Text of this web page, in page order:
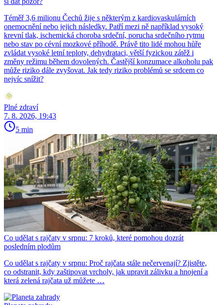
Téměř 3,6 milionu Čechů žije s některým z kardiovaskulárních
onemocnění nebo jejich následky. Patří mezi ně například vysoký
krevní tlak, ischemická choroba srdeční, porucha srdečního rytmu
nebo stav po cévní mozkové příhodě. Právě tito lidé mohou hůře
zvládat vysoké letní teploty, dehydrataci, větší fyzickou zátěž i
změny režimu během dovolených. Častější konzumace alkoholu pak
může riziko dále zvyšovat. Jak tedy riziko problémů se srdcem co
nejvíc snížit?
Plné zdraví
7. 8. 2026, 19:43
5 min
Co udělat s rajčaty v srpnu: 7 kroků, které pomohou dozrát
posledním plodům
Co udělat s rajčaty v srpnu: Proč rajčata stále nečervenají? Zjistěte,
co odstranit, kdy zaštipovat vrcholy, jak upravit zálivku a hnojení a
která zelená rajčata už můžete …